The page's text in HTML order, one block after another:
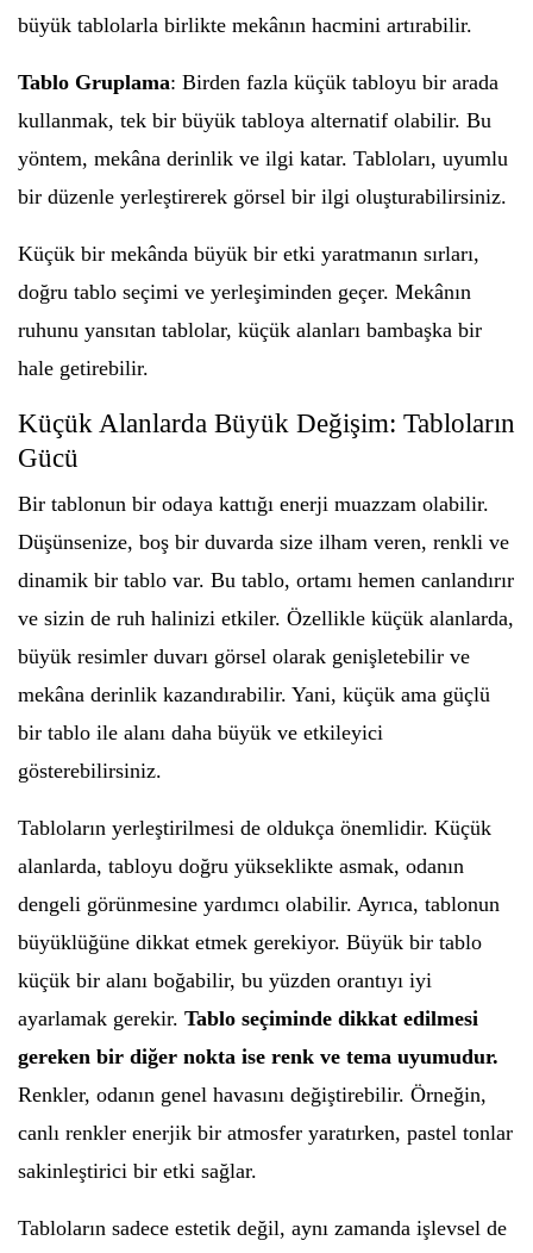
büyük tablolarla birlikte mekânın hacmini artırabilir.
Tablo Gruplama: Birden fazla küçük tabloyu bir arada
kullanmak, tek bir büyük tabloya alternatif olabilir. Bu
yöntem, mekâna derinlik ve ilgi katar. Tabloları, uyumlu
bir düzenle yerleştirerek görsel bir ilgi oluşturabilirsiniz.
Küçük bir mekânda büyük bir etki yaratmanın sırları,
doğru tablo seçimi ve yerleşiminden geçer. Mekânın
ruhunu yansıtan tablolar, küçük alanları bambaşka bir
hale getirebilir.
Küçük Alanlarda Büyük Değişim: Tabloların
Gücü
Bir tablonun bir odaya kattığı enerji muazzam olabilir.
Düşünsenize, boş bir duvarda size ilham veren, renkli ve
dinamik bir tablo var. Bu tablo, ortamı hemen canlandırır
ve sizin de ruh halinizi etkiler. Özellikle küçük alanlarda,
büyük resimler duvarı görsel olarak genişletebilir ve
mekâna derinlik kazandırabilir. Yani, küçük ama güçlü
bir tablo ile alanı daha büyük ve etkileyici
gösterebilirsiniz.
Tabloların yerleştirilmesi de oldukça önemlidir. Küçük
alanlarda, tabloyu doğru yükseklikte asmak, odanın
dengeli görünmesine yardımcı olabilir. Ayrıca, tablonun
büyüklüğüne dikkat etmek gerekiyor. Büyük bir tablo
küçük bir alanı boğabilir, bu yüzden orantıyı iyi
ayarlamak gerekir. Tablo seçiminde dikkat edilmesi
gereken bir diğer nokta ise renk ve tema uyumudur.
Renkler, odanın genel havasını değiştirebilir. Örneğin,
canlı renkler enerjik bir atmosfer yaratırken, pastel tonlar
sakinleştirici bir etki sağlar.
Tabloların sadece estetik değil, aynı zamanda işlevsel de